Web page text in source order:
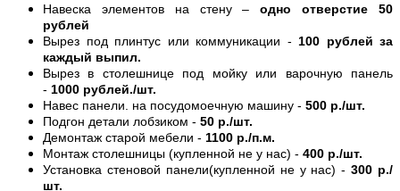
Навеска элементов на стену –одно отверстие 50
рублей
Вырез под плинтус или коммуникации - 100 рублей за
каждый выпил.
Вырез в столешнице под мойку или варочную панель
- 1000 рублей./шт.
Навес панели. на посудомоечную машину - 500 р./шт.
Подгон детали лобзиком - 50 р./шт.
Демонтаж старой мебели - 1100 р./п.м.
Монтаж столешницы (купленной не у нас) - 400 р./шт.
Установка стеновой панели(купленной не у нас) -300 р./
шт.